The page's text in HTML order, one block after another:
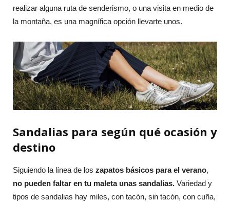
realizar alguna ruta de senderismo, o una visita en medio de
la montaña, es una magnífica opción llevarte unos.
Sandalias para según qué ocasión y
destino
Siguiendo la línea de los zapatos básicos para el verano,
no pueden faltar en tu maleta unas sandalias. Variedad y
tipos de sandalias hay miles, con tacón, sin tacón, con cuña,